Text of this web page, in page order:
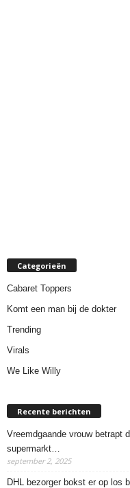
Categorieën
Cabaret Toppers
Komt een man bij de dokter
Trending
Virals
We Like Willy
Recente berichten
Vreemdgaande vrouw betrapt
supermarkt…
september 2, 2025
DHL bezorger bokst er op los